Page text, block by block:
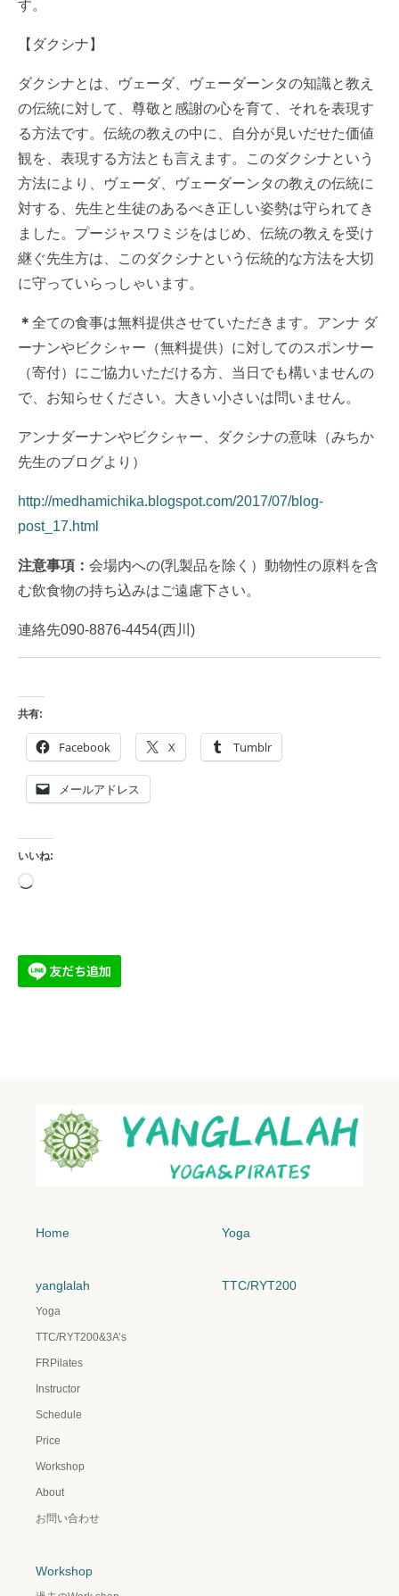
す。
【ダクシナ】
ダクシナとは、ヴェーダ、ヴェーダーンタの知識と教え
の伝統に対して、尊敬と感謝の心を育て、それを表現す
る方法です。伝統の教えの中に、自分が見いだせた価値
観を、表現する方法とも言えます。このダクシナという
方法により、ヴェーダ、ヴェーダーンタの教えの伝統に
対する、先生と生徒のあるべき正しい姿勢は守られてき
ました。プージャスワミジをはじめ、伝統の教えを受け
継ぐ先生方は、このダクシナという伝統的な方法を大切
に守っていらっしゃいます。
＊ 全ての食事は無料提供させていただきます。アンナ ダ
ーナンやビクシャー（無料提供）に対してのスポンサー
（寄付）にご協力いただける方、当日でも構いませんの
で、お知らせください。大きい小さいは問いません。
アンナダーナンやビクシャー、ダクシナの意味（みちか
先生のブログより）
http://medhamichika.blogspot.com/2017/07/blog-
post_17.html
注意事項： 会場内への(乳製品を除く）動物性の原料を含
む飲食物の持ち込みはご遠慮下さい。
連絡先090-8876-4454(西川)
共有:
Facebook X Tumblr
メールアドレス
いいね:
読
Home Yoga
yanglalah
Yoga
TTC/RYT200&3A’s
FRPilates
Instructor
Schedule
Price
Workshop
About
お問い合わせ
TTC/RYT200
Workshop